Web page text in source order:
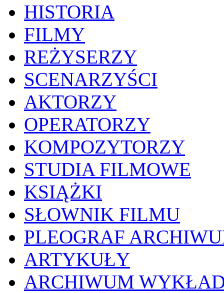
HISTORIA
FILMY
REŻYSERZY
SCENARZYŚCI
AKTORZY
OPERATORZY
KOMPOZYTORZY
STUDIA FILMOWE
KSIĄŻKI
SŁOWNIK FILMU
PLEOGRAF
ARTYKUŁY
ARCHIWUM